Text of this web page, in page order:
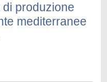
produzione
mediterranee